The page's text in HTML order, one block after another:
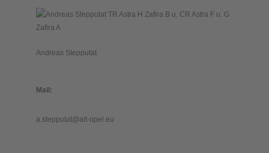
Andreas Stepputat
Mail:
a.stepputat@alt-opel.eu